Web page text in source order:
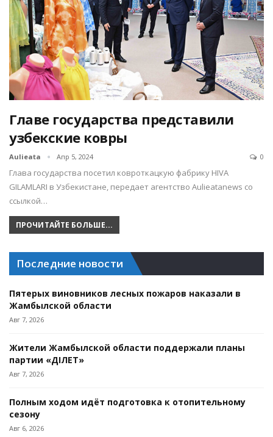
Главе государства представили
узбекские ковры
Aulieata Апр 5, 2024 0
Глава государства посетил ковроткацкую фабрику HIVA
GILAMLARI в Узбекистане, передает агентство Aulieatanews со
ссылкой…
ПРОЧИТАЙТЕ БОЛЬШЕ...
Последние новости
Пятерых виновников лесных пожаров наказали в
Жамбылской области
Авг 7, 2026
Жители Жамбылской области поддержали планы
партии «ӘДІЛЕТ»
Авг 7, 2026
Полным ходом идёт подготовка к отопительному
сезону
Авг 6, 2026